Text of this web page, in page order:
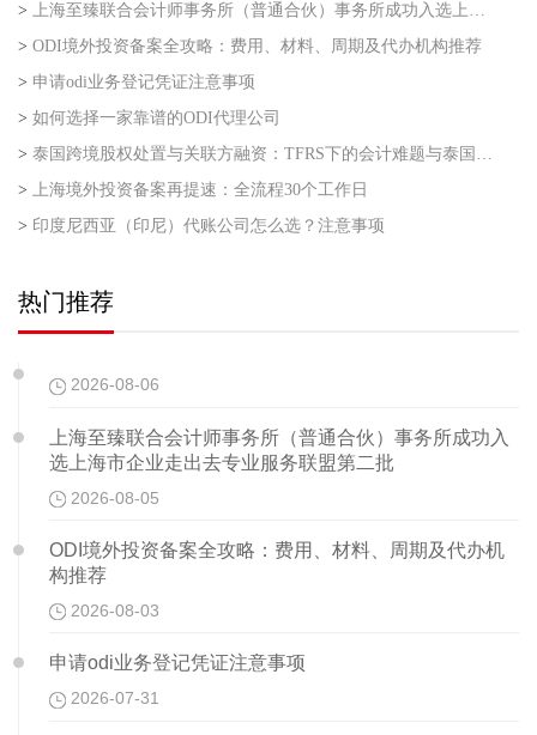
> 上海至臻联合会计师事务所（普通合伙）事务所成功入选上海市企业走出去专业服务联盟第二批
> ODI境外投资备案全攻略：费用、材料、周期及代办机构推荐
> 申请odi业务登记凭证注意事项
> 如何选择一家靠谱的ODI代理公司
> 泰国跨境股权处置与关联方融资：TFRS下的会计难题与泰国利得税的“资本与收益”之争
> 上海境外投资备案再提速：全流程30个工作日
> 印度尼西亚（印尼）代账公司怎么选？注意事项
热门推荐
2026-08-06
上海至臻联合会计师事务所（普通合伙）事务所成功入
选上海市企业走出去专业服务联盟第二批
2026-08-05
ODI境外投资备案全攻略：费用、材料、周期及代办机
构推荐
2026-08-03
申请odi业务登记凭证注意事项
2026-07-31